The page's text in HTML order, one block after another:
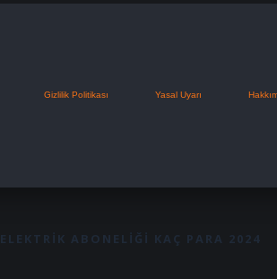
Gizlilik Politikası Yasal Uyarı
ELEKTRIK ABONELIĞI KAÇ PARA 2024